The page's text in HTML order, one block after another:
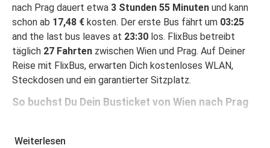
nach Prag dauert etwa 3 Stunden 55 Minuten und kann
schon ab 17,48 € kosten. Der erste Bus fährt um 03:25
and the last bus leaves at 23:30 los. FlixBus betreibt
täglich 27 Fahrten zwischen Wien und Prag. Auf Deiner
Reise mit FlixBus, erwarten Dich kostenloses WLAN,
Steckdosen und ein garantierter Sitzplatz.
So buchst Du Dein Busticket von Wien nach Prag
Auf dieser Seite oder in der kostenlosen FlixBus App
Weiterlesen